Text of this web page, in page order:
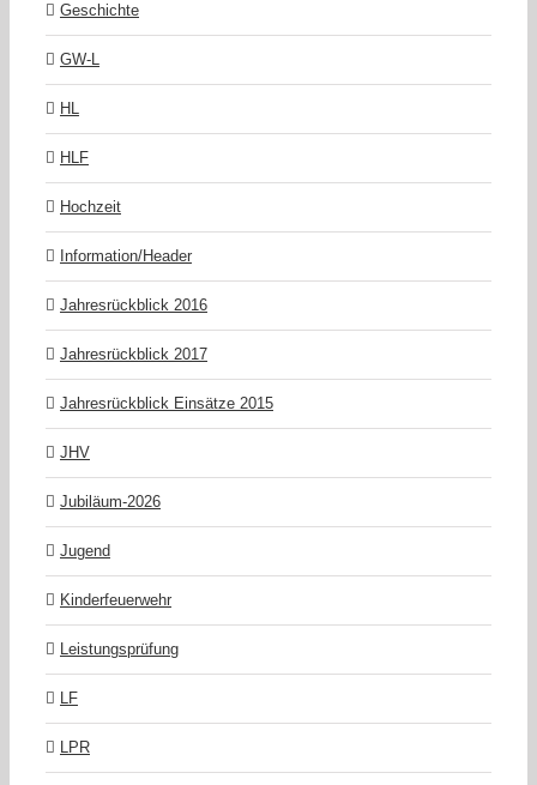
Geschichte
GW-L
HL
HLF
Hochzeit
Information/Header
Jahresrückblick 2016
Jahresrückblick 2017
Jahresrückblick Einsätze 2015
JHV
Jubiläum-2026
Jugend
Kinderfeuerwehr
Leistungsprüfung
LF
LPR